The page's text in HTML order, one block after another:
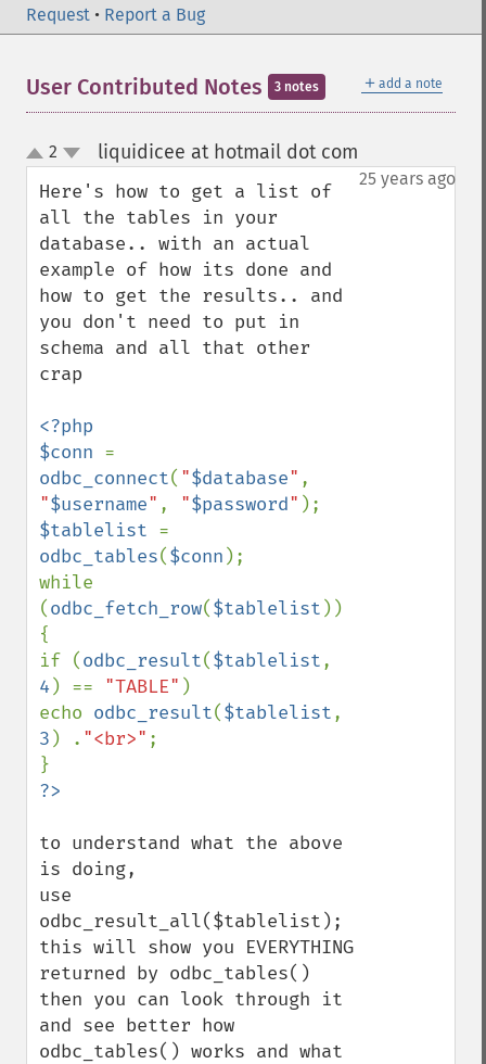
Request • Report a Bug
＋ add a note
User Contributed Notes 3 notes
up
down
2 liquidicee at hotmail dot com
25 years ago
Here's how to get a list of
all the tables in your
database.. with an actual
example of how its done and
how to get the results.. and
you don't need to put in
schema and all that other
crap
<?php
$conn
odbc_connect( "$database"
"$username" , "$password"
$tablelist
odbc_tables($conn );
while
(odbc_fetch_row($tablelist ))
{
if (odbc_result($tablelist
4 ) == "TABLE" )
echo odbc_result($tablelist
3 ) . "<br>" ;
to understand what the above
is doing,
use
odbc_result_all($tablelist);
this will show you EVERYTHING
returned by odbc_tables()
then you can look through it
and see better how
odbc_tables() works and what